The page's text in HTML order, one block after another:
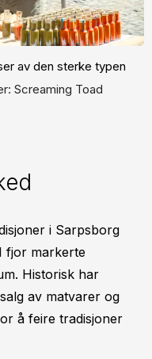
av den sterke typen
Screaming Toad
i Sarpsborg
fjor markerte
Historisk har
av matvarer og
å feire tradisjoner